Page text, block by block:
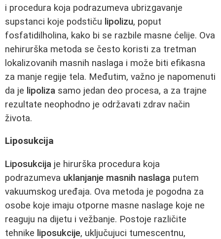
i procedura koja podrazumeva ubrizgavanje
supstanci koje podstiču lipolizu, poput
fosfatidilholina, kako bi se razbile masne ćelije. Ova
nehirurška metoda se često koristi za tretman
lokalizovanih masnih naslaga i može biti efikasna
za manje regije tela. Međutim, važno je napomenuti
da je lipoliza samo jedan deo procesa, a za trajne
rezultate neophodno je održavati zdrav način
života.
Liposukcija
Liposukcija je hirurška procedura koja
podrazumeva uklanjanje masnih naslaga putem
vakuumskog uređaja. Ova metoda je pogodna za
osobe koje imaju otporne masne naslage koje ne
reaguju na dijetu i vežbanje. Postoje različite
tehnike liposukcije, uključujuci tumescentnu,